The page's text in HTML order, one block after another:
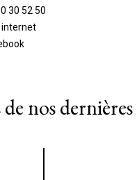
30 52 50
internet
nos